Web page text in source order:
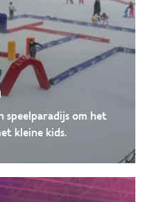
speelparadijs om het
kleine kids.